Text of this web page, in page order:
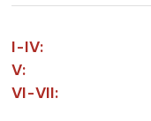
I-IV:
V:
VI-VII: